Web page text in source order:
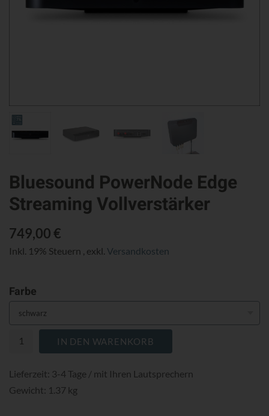
Bluesound PowerNode Edge
Streaming Vollverstärker
749,00 €
Inkl. 19% Steuern , exkl. Versandkosten
Farbe
IN DEN WARENKORB
Lieferzeit: 3-4 Tage / mit Ihren Lautsprechern
Gewicht: 1.37 kg